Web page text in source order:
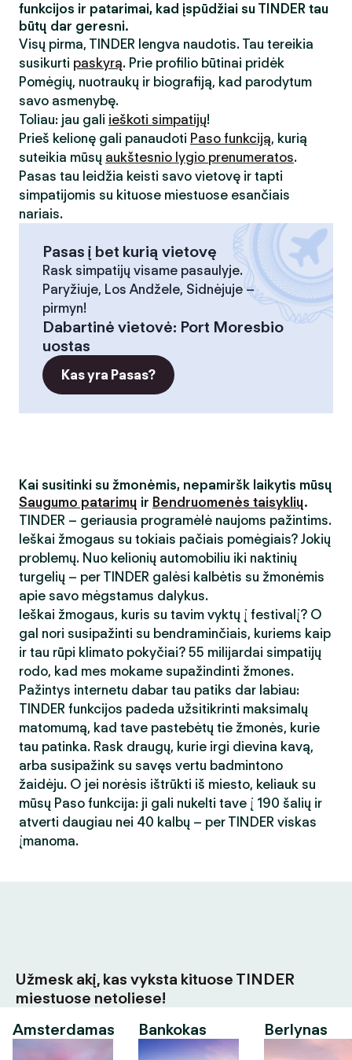
funkcijos ir patarimai, kad įspūdžiai su TINDER tau
būtų dar geresni.
Visų pirma, TINDER lengva naudotis. Tau tereikia
susikurti paskyrą. Prie profilio būtinai pridėk
Pomėgių, nuotraukų ir biografiją, kad parodytum
savo asmenybę.
Toliau: jau gali ieškoti simpatijų!
Prieš kelionę gali panaudoti Paso funkciją, kurią
suteikia mūsų aukštesnio lygio prenumeratos.
Pasas tau leidžia keisti savo vietovę ir tapti
simpatijomis su kituose miestuose esančiais
nariais.
Pasas į bet kurią vietovę
Rask simpatijų visame pasaulyje.
Paryžiuje, Los Andžele, Sidnėjuje –
pirmyn!
Dabartinė vietovė: Port Moresbio
uostas
Kas yra Pasas?
Kai susitinki su žmonėmis, nepamiršk laikytis mūsų
Saugumo patarimų ir Bendruomenės taisyklių.
TINDER – geriausia programėlė naujoms pažintims.
Ieškai žmogaus su tokiais pačiais pomėgiais? Jokių
problemų. Nuo kelionių automobiliu iki naktinių
turgelių – per TINDER galėsi kalbėtis su žmonėmis
apie savo mėgstamus dalykus.
Ieškai žmogaus, kuris su tavim vyktų į festivalį? O
gal nori susipažinti su bendraminčiais, kuriems kaip
ir tau rūpi klimato pokyčiai? 55 milijardai simpatijų
rodo, kad mes mokame supažindinti žmones.
Pažintys internetu dabar tau patiks dar labiau:
TINDER funkcijos padeda užsitikrinti maksimalų
matomumą, kad tave pastebėtų tie žmonės, kurie
tau patinka. Rask draugų, kurie irgi dievina kavą,
arba susipažink su savęs vertu badmintono
žaidėju. O jei norėsis ištrūkti iš miesto, keliauk su
mūsų Paso funkcija: ji gali nukelti tave į 190 šalių ir
atverti daugiau nei 40 kalbų – per TINDER viskas
įmanoma.
Užmesk akį, kas vyksta kituose TINDER
miestuose netoliese!
Amsterdamas
Bankokas Berlynas